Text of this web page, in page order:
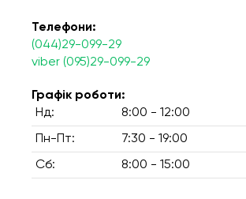
Телефони:
(044)29-099-29
viber (095)29-099-29
Графік роботи:
Нд:
8:00 - 12:00
Пн-Пт: 7:30 - 19:00
Сб: 8:00 - 15:00